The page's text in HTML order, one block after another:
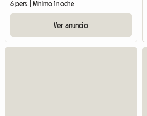
6 pers. | Mínimo 1 noche
Ver anuncio